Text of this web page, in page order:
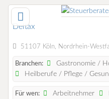
Deltax
51107 Köln, Nordrhein-
Branchen:
Gastronomie /
Heilberufe / Pflege /
Für wen: Arbeitnehmer